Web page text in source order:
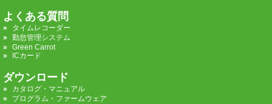
よくある質問
タイムレコーダー
勤怠管理システム
Green Carrot
ICカード
ダウンロード
カタログ・マニュアル
プログラム・ファームウェア